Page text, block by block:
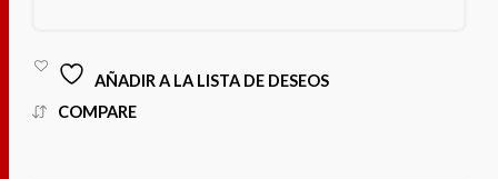
AÑADIR A LA LISTA DE DESEOS
COMPARE